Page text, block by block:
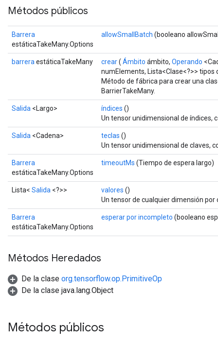
Métodos públicos
Barrera
estáticaTakeMany.Options
allowSmallBatch (booleano
barrera estáticaTakeMany crear( Ámbito ámbito, Operando
numElements, Lista<Clase<?>>
Método de fábrica para crear una
BarrierTakeMany.
Salida <Largo> índices ()
Un tensor unidimensional de índices,
Salida <Cadena> teclas ()
Un tensor unidimensional de claves,
Barrera
estáticaTakeMany.Options
timeoutMs (Tiempo de espera largo)
Lista< Salida <?>> valores ()
Un tensor de cualquier dimensión
Barrera
estáticaTakeMany.Options
esperar por incompleto (booleano
Métodos Heredados
De la clase org.tensorflow.op.PrimitiveOp
De la clase java.lang.Object
Métodos públicos